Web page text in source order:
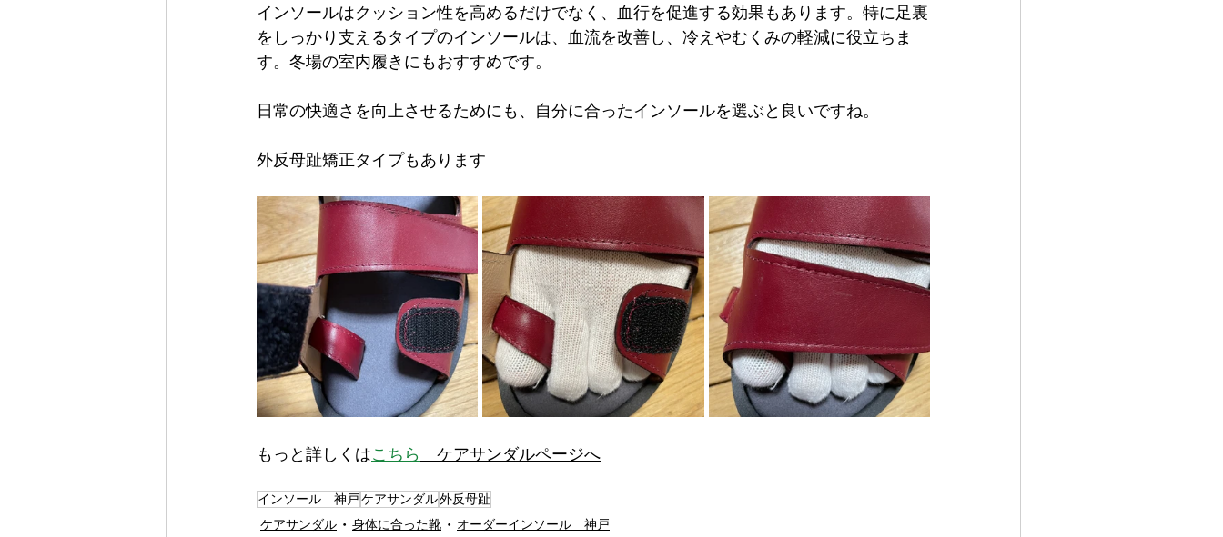
インソールはクッション性を高めるだけでなく、血行を促進する効果もあります。特に足裏
をしっかり支えるタイプのインソールは、血流を改善し、冷えやむくみの軽減に役立ちま
す。冬場の室内履きにもおすすめです。
日常の快適さを向上させるためにも、自分に合ったインソールを選ぶと良いですね。
外反母趾矯正タイプもあります
もっと詳しくはこちら ケアサンダルページへ
インソール 神戸ケアサンダル外反母趾
ケアサンダル
身体に合った靴 オーダーインソール 神戸